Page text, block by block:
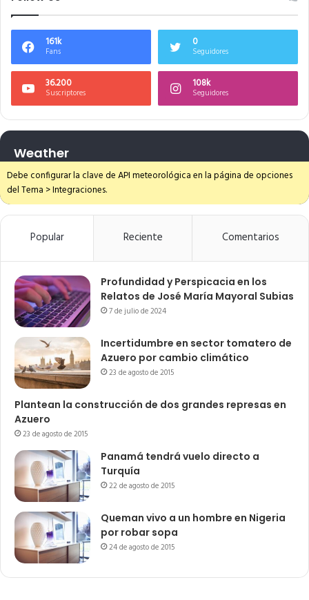
161k
Fans
0
Seguidores
36.200
Suscriptores
108k
Seguidores
Weather
Debe configurar la clave de API meteorológica en la página de opciones
del Tema > Integraciones.
Popular Reciente Comentarios
Profundidad y Perspicacia en los
Relatos de José María Mayoral Subias
7 de julio de 2024
Incertidumbre en sector tomatero de
Azuero por cambio climático
23 de agosto de 2015
Plantean la construcción de dos grandes represas en
Azuero
23 de agosto de 2015
Panamá tendrá vuelo directo a
Turquía
22 de agosto de 2015
Queman vivo a un hombre en Nigeria
por robar sopa
24 de agosto de 2015